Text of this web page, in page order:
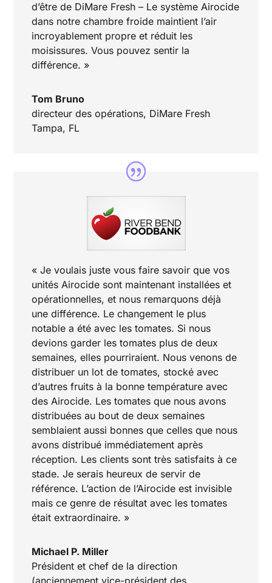
d’être de DiMare Fresh – Le système Airocide
dans notre chambre froide maintient l’air
incroyablement propre et réduit les
moisissures. Vous pouvez sentir la
différence. »
Tom Bruno
directeur des opérations, DiMare Fresh
Tampa, FL
« Je voulais juste vous faire savoir que vos
unités Airocide sont maintenant installées et
opérationnelles, et nous remarquons déjà
une différence. Le changement le plus
notable a été avec les tomates. Si nous
devions garder les tomates plus de deux
semaines, elles pourriraient. Nous venons de
distribuer un lot de tomates, stocké avec
d’autres fruits à la bonne température avec
des Airocide. Les tomates que nous avons
distribuées au bout de deux semaines
semblaient aussi bonnes que celles que nous
avons distribué immédiatement après
réception. Les clients sont très satisfaits à ce
stade. Je serais heureux de servir de
référence. L’action de l’Airocide est invisible
mais ce genre de résultat avec les tomates
était extraordinaire. »
Michael P. Miller
Président et chef de la direction